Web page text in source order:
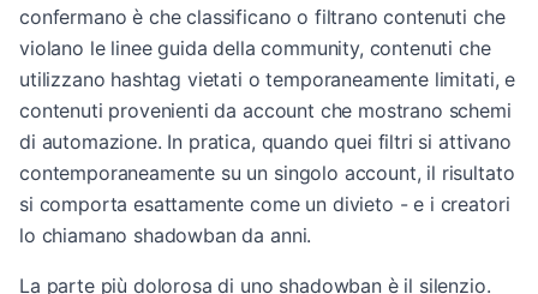
confermano è che classificano o filtrano contenuti che
violano le linee guida della community, contenuti che
utilizzano hashtag vietati o temporaneamente limitati, e
contenuti provenienti da account che mostrano schemi
di automazione. In pratica, quando quei filtri si attivano
contemporaneamente su un singolo account, il risultato
si comporta esattamente come un divieto - e i creatori
lo chiamano shadowban da anni.
La parte più dolorosa di uno shadowban è il silenzio.